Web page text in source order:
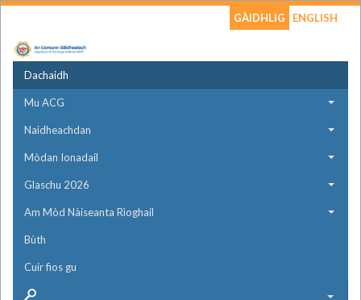
GÀIDHLIG ENGLISH
Dachaidh
Mu ACG
Naidheachdan
Mòdan Ionadail
Glaschu 2026
Am Mòd Nàiseanta Rìoghail
Bùth
Cuir fios gu